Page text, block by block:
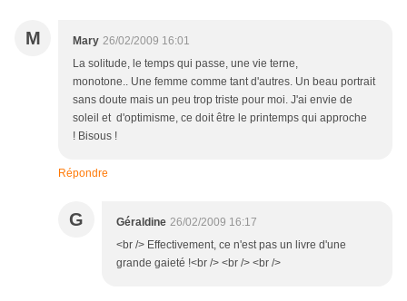
M Mary 26/02/2009 16:01
La solitude, le temps qui passe, une vie terne,
monotone.. Une femme comme tant d'autres. Un beau portrait
sans doute mais un peu trop triste pour moi. J'ai envie de
soleil et d'optimisme, ce doit être le printemps qui approche
! Bisous !
Répondre
G Géraldine 26/02/2009 16:17
<br /> Effectivement, ce n'est pas un livre d'une
grande gaieté !<br /> <br /> <br />